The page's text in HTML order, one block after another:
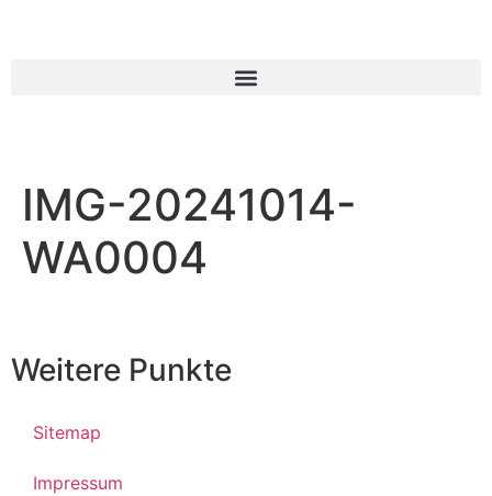
IMG-20241014-
WA0004
Weitere Punkte
Sitemap
Impressum